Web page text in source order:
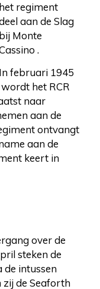
het regiment
aan de Slag
bij Monte
.
In februari 1945
wordt het RCR
naar
aan de
ontvangt
aan de
keert in
over de
steken de
de intussen
zij de Seaforth